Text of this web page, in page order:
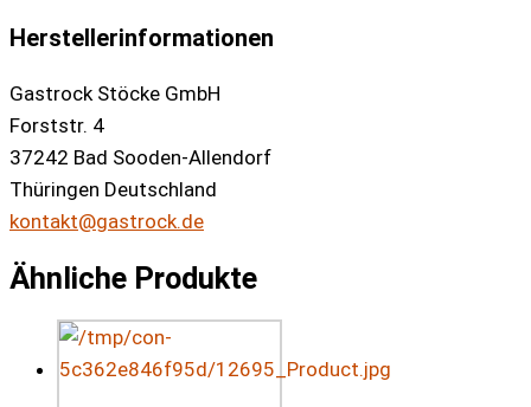
Herstellerinformationen
Gastrock Stöcke GmbH
Forststr. 4
37242 Bad Sooden-Allendorf
Thüringen Deutschland
kontakt@gastrock.de
Ähnliche Produkte